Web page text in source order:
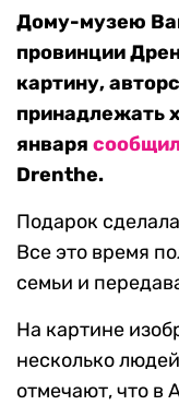
Дому-музею
провинции
картину,
принадлежать
января
Drenthe.
Подарок
Все это время
семьи и
На картине
несколько
отмечают, что в